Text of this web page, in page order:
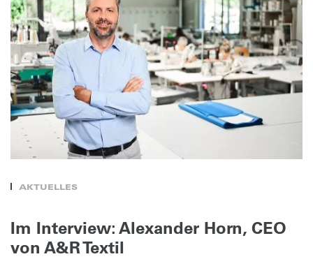
AKTUELLES
Im Interview: Alexander Horn, CEO
von A&R Textil